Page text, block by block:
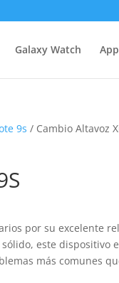
Galaxy Watch
9s / Cambio Altavoz
por su excelente
este dispositivo
más comunes